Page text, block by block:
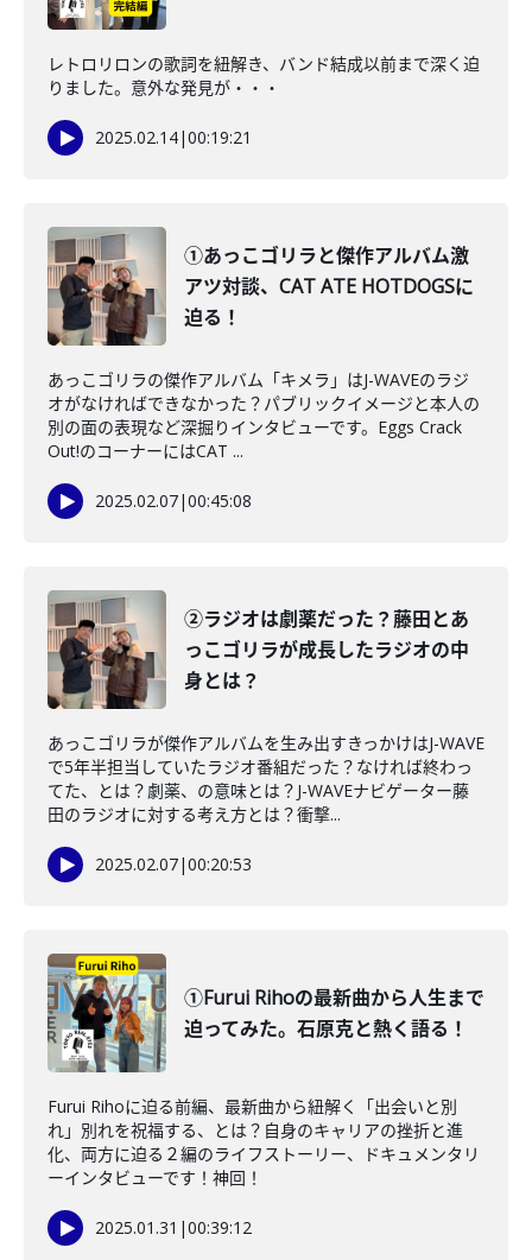
レトロリロンの歌詞を紐解き、バンド結成以前まで深く迫
りました。意外な発見が・・・
2025.02.14|00:19:21
①あっこゴリラと傑作アルバム激
アツ対談、CAT ATE HOTDOGSに
迫る！
あっこゴリラの傑作アルバム「キメラ」はJ-WAVEのラジ
オがなければできなかった？パブリックイメージと本人の
別の面の表現など深掘りインタビューです。Eggs Crack
Out!のコーナーにはCAT ...
2025.02.07|00:45:08
②ラジオは劇薬だった？藤田とあ
っこゴリラが成長したラジオの中
身とは？
あっこゴリラが傑作アルバムを生み出すきっかけはJ-WAVE
で5年半担当していたラジオ番組だった？なければ終わっ
てた、とは？劇薬、の意味とは？J-WAVEナビゲーター藤
田のラジオに対する考え方とは？衝撃...
2025.02.07|00:20:53
①Furui Rihoの最新曲から人生まで
迫ってみた。石原克と熱く語る！
Furui Rihoに迫る前編、最新曲から紐解く「出会いと別
れ」別れを祝福する、とは？自身のキャリアの挫折と進
化、両方に迫る２編のライフストーリー、ドキュメンタリ
ーインタビューです！神回！
2025.01.31 |00:39:12